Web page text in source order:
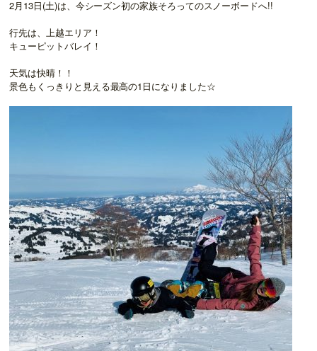
2月13日(土)は、今シーズン初の家族そろってのスノーボードへ!!
行先は、上越エリア！
キューピットバレイ！
天気は快晴！！
景色もくっきりと見える最高の1日になりました☆